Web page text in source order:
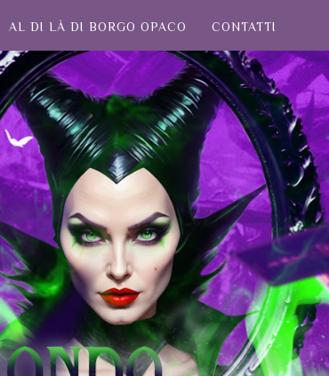
AL DI LÀ DI BORGO OPACO CONTATTI